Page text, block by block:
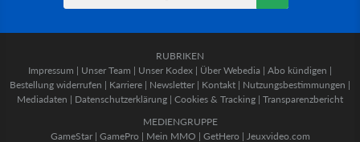
RUBRIKEN
Impressum | Unser Team | Unser Kodex | Über Webedia | Abo kündigen |
Bestellung widerrufen | Karriere | Newsletter | Kontakt | Nutzungsbestimmungen |
Mediadaten | Datenschutzerklärung | Cookies & Tracking | Transparenzbericht
MEDIENGRUPPE
GameStar| GamePro | Mein MMO | GetHero | Jeuxvideo.com